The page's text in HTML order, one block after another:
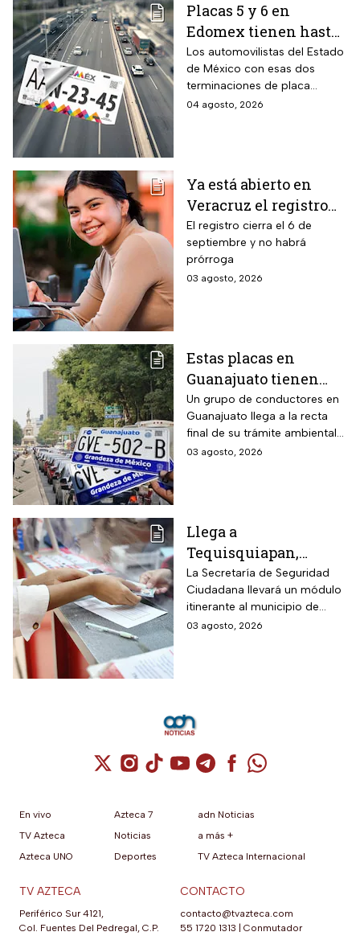
Placas 5 y 6 en
Edomex tienen hasta
el 31 de agosto 2026
para realizar la
verificación
vehicular o recibirán
Los automovilistas del Estado
de México con esas dos
terminaciones de placa
enfrentan el cierre de su
sanción de miles de pesos.
04 agosto, 2026
Ya está abierto en
Veracruz el registro
para becas de hasta
$3,000 pesos para
estudiantes de todos
los niveles: fecha
El registro cierra el 6 de
septiembre y no habrá
prórroga
03 agosto, 2026
Estas placas en
Guanajuato tienen
hasta el 31 de agosto
2026 para realizar la
verificación
vehicular o habrá
Un grupo de conductores en
Guanajuato llega a la recta
final de su trámite ambiental
semestral. El descuido cuesta
03 agosto, 2026
Llega a
Tequisquiapan,
Querétaro, unidad
móvil de licencia de
conducir este martes
4 de agosto: los cupos
La Secretaría de Seguridad
Ciudadana llevará un módulo
itinerante al municipio de
Tequisquiapan, en Querétaro,
03 agosto, 2026
Cuenta de X / Twitter (se abre en una
Cuenta de Instagram (se abre en una
Cuenta de TikTok (se abre en
Cuenta de YouTube (se abre
Cuenta de Telegram (se
Cuenta de
Cuenta de
En vivo
TV Azteca
Azteca UNO
Azteca 7
Noticias
Deportes
adn Noticias
a más +
TV Azteca Internacional
TV AZTECA
Periférico Sur 4121,
Col. Fuentes Del Pedregal, C.P.
CONTACTO
contacto@tvazteca.com
55 1720 1313
Conmutador